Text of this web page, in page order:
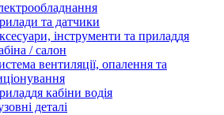
та датчики
інструменти та приладдя
/ салон
вентиляції, опалення та
кабіни водія
деталі